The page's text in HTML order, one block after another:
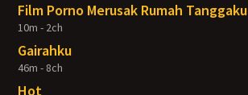
Film Porno Merusak Rumah Tanggaku
10m - 2ch
Gairahku
46m - 8ch
Hot